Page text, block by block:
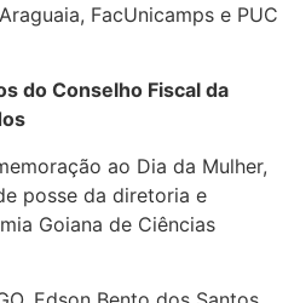
FacUnicamps e PUC
do Conselho Fiscal da
ao Dia da Mulher,
posse da diretoria e
Goiana de Ciências